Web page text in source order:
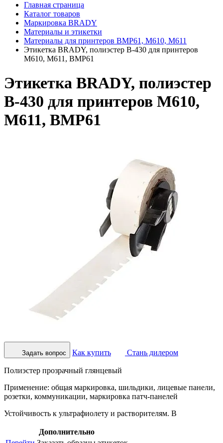
Главная страница
Каталог товаров
Маркировка BRADY
Материалы и этикетки
Материалы для принтеров BMP61, M610, M611
Этикетка BRADY, полиэстер B-430 для принтеров
M610, M611, BMP61
Этикетка BRADY, полиэстер
B-430 для принтеров M610,
M611, BMP61
Задать вопрос Как купить Стань дилером
Полиэстер прозрачный глянцевый
Применение: общая маркировка, шильдики, лицевые панели,
розетки, коммуникации, маркировка патч-панелей
Устойчивость к ультрафиолету и растворителям. В
Дополнительно